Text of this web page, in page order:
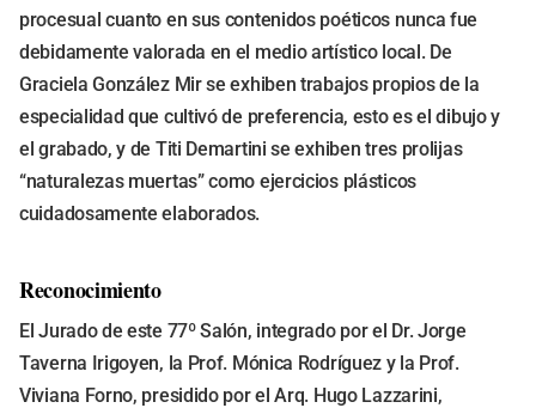
procesual cuanto en sus contenidos poéticos nunca fue
debidamente valorada en el medio artístico local. De
Graciela González Mir se exhiben trabajos propios de la
especialidad que cultivó de preferencia, esto es el dibujo y
el grabado, y de Titi Demartini se exhiben tres prolijas
“naturalezas muertas” como ejercicios plásticos
cuidadosamente elaborados.
Reconocimiento
El Jurado de este 77º Salón, integrado por el Dr. Jorge
Taverna Irigoyen, la Prof. Mónica Rodríguez y la Prof.
Viviana Forno, presidido por el Arq. Hugo Lazzarini,